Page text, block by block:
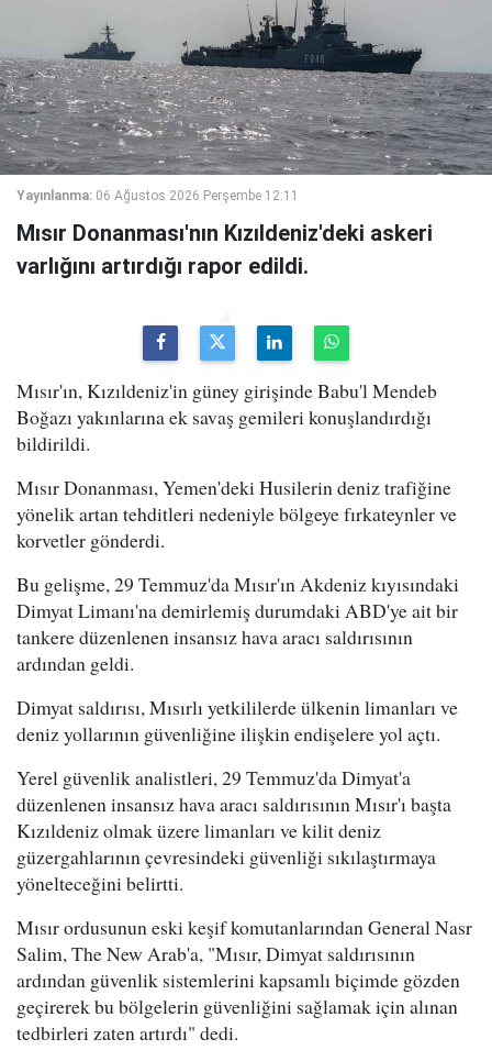
Yayınlanma: 06 Ağustos 2026 Perşembe 12:11
Mısır Donanması'nın Kızıldeniz'deki askeri
varlığını artırdığı rapor edildi.
Mısır'ın, Kızıldeniz'in güney girişinde Babu'l Mendeb
Boğazı yakınlarına ek savaş gemileri konuşlandırdığı
bildirildi.
Mısır Donanması, Yemen'deki Husilerin deniz trafiğine
yönelik artan tehditleri nedeniyle bölgeye fırkateynler ve
korvetler gönderdi.
Bu gelişme, 29 Temmuz'da Mısır'ın Akdeniz kıyısındaki
Dimyat Limanı'na demirlemiş durumdaki ABD'ye ait bir
tankere düzenlenen insansız hava aracı saldırısının
ardından geldi.
Dimyat saldırısı, Mısırlı yetkililerde ülkenin limanları ve
deniz yollarının güvenliğine ilişkin endişelere yol açtı.
Yerel güvenlik analistleri, 29 Temmuz'da Dimyat'a
düzenlenen insansız hava aracı saldırısının Mısır'ı başta
Kızıldeniz olmak üzere limanları ve kilit deniz
güzergahlarının çevresindeki güvenliği sıkılaştırmaya
yönelteceğini belirtti.
Mısır ordusunun eski keşif komutanlarından General Nasr
Salim, The New Arab'a, "Mısır, Dimyat saldırısının
ardından güvenlik sistemlerini kapsamlı biçimde gözden
geçirerek bu bölgelerin güvenliğini sağlamak için alınan
tedbirleri zaten artırdı" dedi.